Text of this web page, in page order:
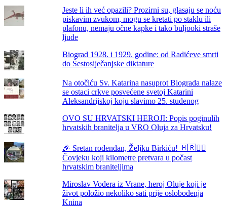
Jeste li ih već opazili? Prozirni su, glasaju se noću
piskavim zvukom, mogu se kretati po staklu ili
plafonu, nemaju očne kapke i tako buljooki straše
ljude
Biograd 1928. i 1929. godine: od Radićeve smrti
do Šestosiječanjske diktature
Na otočiću Sv. Katarina nasuprot Biograda nalaze
se ostaci crkve posvećene svetoj Katarini
Aleksandrijskoj koju slavimo 25. studenog
OVO SU HRVATSKI HEROJI: Popis poginulih
hrvatskih branitelja u VRO Oluja za Hrvatsku!
🎉 Sretan rođendan, Željku Birkiću! 🇭🇷🏃‍♂️
Čovjeku koji kilometre pretvara u počast
hrvatskim braniteljima
Miroslav Vođera iz Vrane, heroj Oluje koji je
život položio nekoliko sati prije oslobođenja
Knina